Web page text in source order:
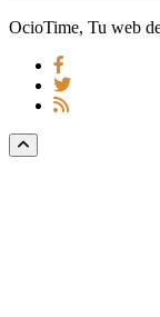
OcioTime, Tu web